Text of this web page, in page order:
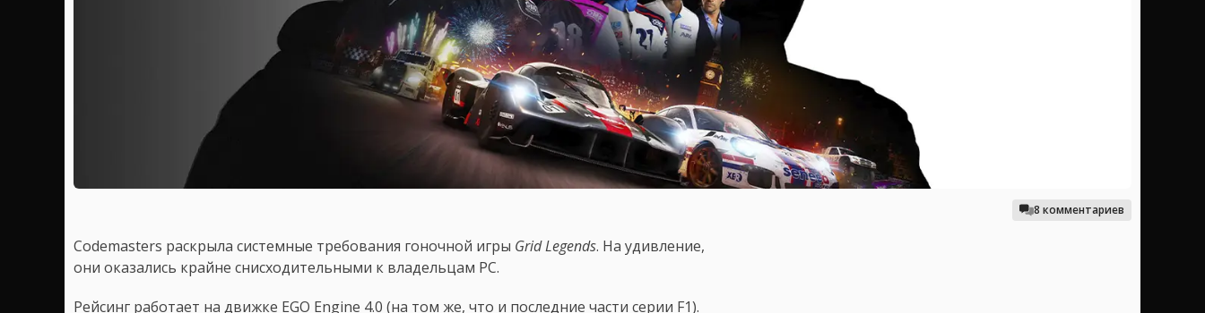
8 комментариев
Codemasters раскрыла системные требования гоночной игры Grid Legends. На удивление,
они оказались крайне снисходительными к владельцам PC.
Рейсинг работает на движке EGO Engine 4.0 (на том же, что и последние части серии F1).